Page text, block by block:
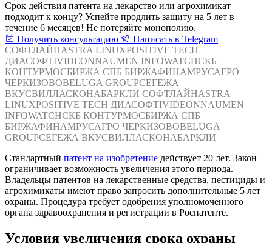
Срок действия патента на лекарство или агрохимикат
подходит к концу? Успейте продлить защиту на 5 лет в
течение 6 месяцев! Не потеряйте монополию.
Получить консультацию
Написать в Telegram
СОФТЛАЙНASTRA LINUXPOSITIVE TECH
ДИАСОФТIVIDEONNAUMEN INFOWATCHСКБ
КОНТУРМОСБИРЖА СПБ БИРЖАФИНАМРУСАГРО
ЧЕРКИЗОВОBELUGA GROUPСЕГЕЖА
ВКУСВИЛЛАСКОНАБАРКЛИ СОФТЛАЙНASTRA
LINUXPOSITIVE TECH ДИАСОФТIVIDEONNAUMEN
INFOWATCHСКБ КОНТУРМОСБИРЖА СПБ
БИРЖАФИНАМРУСАГРО ЧЕРКИЗОВОBELUGA
GROUPСЕГЕЖА ВКУСВИЛЛАСКОНАБАРКЛИ
Стандартный патент на изобретение действует 20 лет. Закон
ограничивает возможность увеличения этого периода.
Владельцы патентов на лекарственные средства, пестициды и
агрохимикаты имеют право запросить дополнительные 5 лет
охраны. Процедура требует одобрения уполномоченного
органа здравоохранения и регистрации в Роспатенте.
Условия увеличения срока охраны